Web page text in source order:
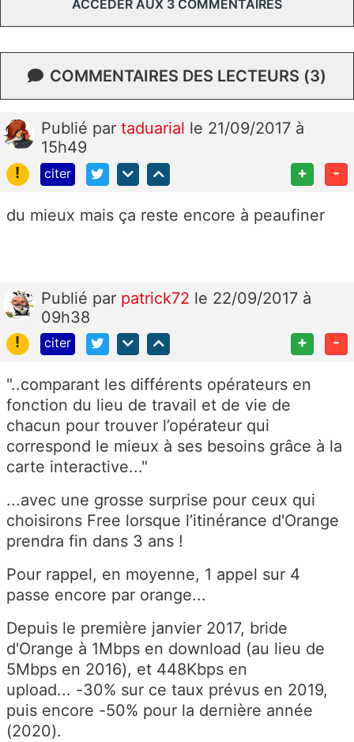
ACCÉDER AUX 3 COMMENTAIRES
COMMENTAIRES DES LECTEURS (3)
Publié par taduarial le 21/09/2017 à
15h49
!
citer + -
du mieux mais ça reste encore à peaufiner
Publié par patrick72 le 22/09/2017 à
09h38
!
citer + -
"..comparant les différents opérateurs en
fonction du lieu de travail et de vie de
chacun pour trouver l’opérateur qui
correspond le mieux à ses besoins grâce à la
carte interactive..."
...avec une grosse surprise pour ceux qui
choisirons Free lorsque l’itinérance d'Orange
prendra fin dans 3 ans !
Pour rappel, en moyenne, 1 appel sur 4
passe encore par orange...
Depuis le première janvier 2017, bride
d'Orange à 1Mbps en download (au lieu de
5Mbps en 2016), et 448Kbps en
upload... -30% sur ce taux prévus en 2019,
puis encore -50% pour la dernière année
(2020).